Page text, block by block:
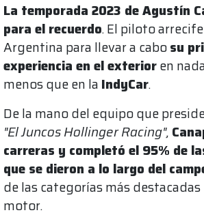
La temporada 2023 de Agustín
para el recuerdo. El piloto
Argentina para llevar a cabosu
experiencia en el exterioren
menos que en la IndyCar.
De la mano del equipo que
"El Juncos Hollinger Racing",
carreras y completó el 95% de
que se dieron a lo largo del
de las categorías más
motor.